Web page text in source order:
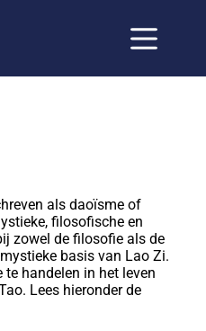
als daoïsme of
filosofische en
zowel de filosofie als de
basis van Lao Zi.
handelen in het leven
Lees hieronder de